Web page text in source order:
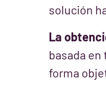
solución
La
basada
forma